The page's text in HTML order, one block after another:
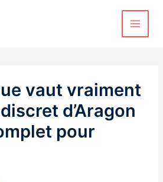
vaut vraiment
d’Aragon
pour